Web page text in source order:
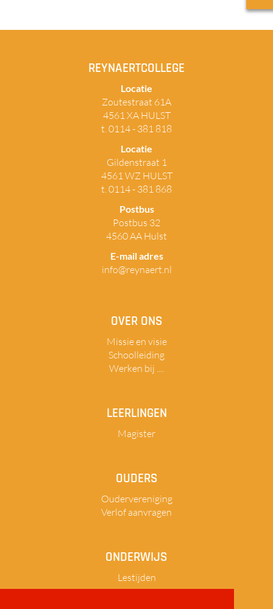
REYNAERTCOLLEGE
Locatie
Zoutestraat 61A
4561 XA HULST
t. 0114 - 381 818
Locatie
Gildenstraat 1
4561 WZ HULST
t. 0114 - 381 868
Postbus
Postbus 32
4560 AA Hulst
E-mail adres
info@reynaert.nl
OVER ONS
Missie en visie
Schoolleiding
Werken bij ....
LEERLINGEN
Magister
OUDERS
Oudervereniging
Verlof aanvragen
ONDERWIJS
Lestijden